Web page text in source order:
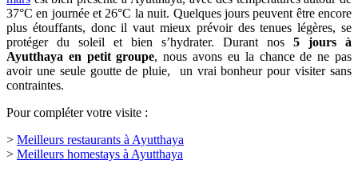
37°C en journée et 26°C la nuit. Quelques jours peuvent être encore
plus étouffants, donc il vaut mieux prévoir des tenues légères, se
protéger du soleil et bien s’hydrater. Durant nos 5 jours à
Ayutthaya en petit groupe, nous avons eu la chance de ne pas
avoir une seule goutte de pluie, un vrai bonheur pour visiter sans
contraintes.
Pour compléter votre visite :
> Meilleurs restaurants à Ayutthaya
> Meilleurs homestays à Ayutthaya